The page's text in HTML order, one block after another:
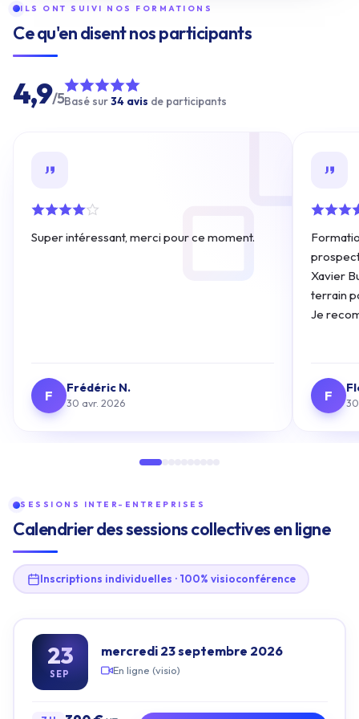
ILS ONT SUIVI NOS FORMATIONS
Ce qu'en disent nos participants
4,9/5Basé sur34 avis de participants
Super intéressant, merci pour ce moment.
F Frédéric N.
30 avr. 2026
Xavier
terrain
Je
F
SESSIONS INTER-ENTREPRISES
Calendrier des sessions collectives en ligne
Inscriptions individuelles · 100% visioconférence
23
SEP
mercredi 23 septembre 2026
En ligne (visio)